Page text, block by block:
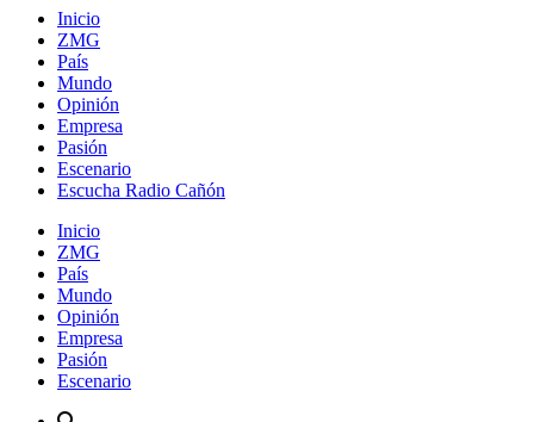
Inicio
ZMG
País
Mundo
Opinión
Empresa
Pasión
Escenario
Escucha Radio Cañón
Inicio
ZMG
País
Mundo
Opinión
Empresa
Pasión
Escenario